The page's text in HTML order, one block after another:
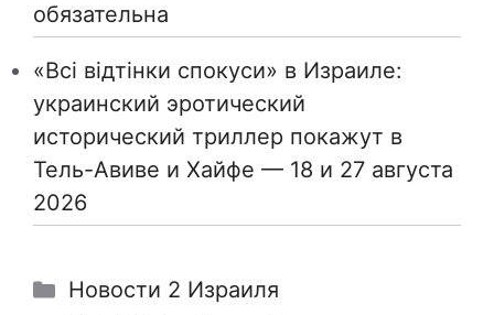
обязательна
«Всі відтінки спокуси» в Израиле:
украинский эротический
исторический триллер покажут в
Тель-Авиве и Хайфе — 18 и 27 августа
2026
Рубрики
Новости 2 Израиля